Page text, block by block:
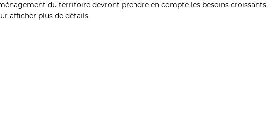
du territoire devront prendre en compte les besoins croissants.
afficher plus de détails